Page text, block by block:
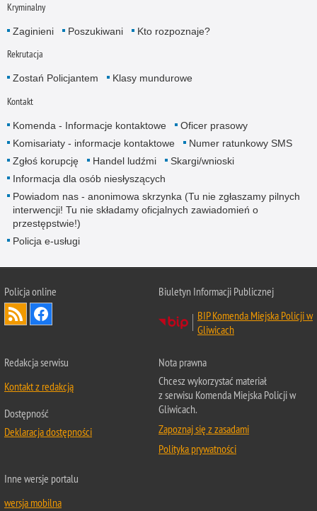
Kryminalny
Zaginieni Poszukiwani Kto rozpoznaje?
Rekrutacja
Zostań Policjantem Klasy mundurowe
Kontakt
Komenda - Informacje kontaktowe
Oficer prasowy
Komisariaty - informacje kontaktowe
Numer ratunkowy SMS
Zgłoś korupcję
Handel ludźmi
Skargi/wnioski
Informacja dla osób niesłyszących
Powiadom nas - anonimowa skrzynka (Tu nie zgłaszamy pilnych
interwencji! Tu nie składamy oficjalnych zawiadomień o
przestępstwie!)
Policja e-usługi
Policja online
Biuletyn Informacji Publicznej
BIP Komenda Miejska Policji w
Gliwicach
Redakcja serwisu
Kontakt z redakcją
Dostępność
Deklaracja dostępności
Nota prawna
Chcesz wykorzystać materiał
z serwisu Komenda Miejska Policji w
Gliwicach.
Zapoznaj się z zasadami
Polityka prywatności
Inne wersje portalu
wersja mobilna